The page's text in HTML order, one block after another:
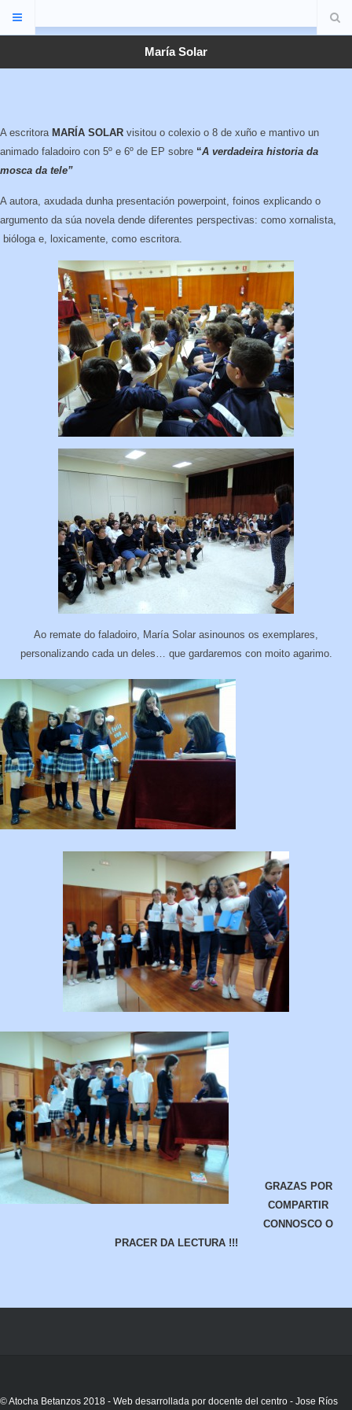
María Solar
A escritora MARÍA SOLAR visitou o colexio o 8 de xuño e mantivo un
animado faladoiro con 5º e 6º de EP sobre “A verdadeira historia da
mosca da tele”
A autora, axudada dunha presentación powerpoint, foinos explicando o
argumento da súa novela dende diferentes perspectivas: como xornalista,
bióloga e, loxicamente, como escritora.
Ao remate do faladoiro, María Solar asinounos os exemplares,
personalizando cada un deles… que gardaremos con moito agarimo.
GRAZAS POR
COMPARTIR
CONNOSCO O
PRACER DA LECTURA !!!
© Atocha Betanzos 2018 - Web desarrollada por docente del centro - Jose Ríos